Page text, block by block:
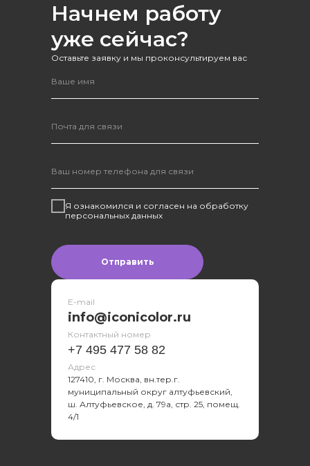
Начнем работу
уже сейчас?
Оставьте заявку и мы проконсультируем вас
Я ознакомился и согласен на обработку
персональных данных
Отправить
E-mail
info@iconicolor.ru
Контактный номер
+7 495 477 58 82
Адрес
127410, г. Москва, вн.тер.г.
муниципальный округ алтуфьевский,
ш. Алтуфьевское, д. 79а, стр. 25, помещ.
4/1
Оставить заявку